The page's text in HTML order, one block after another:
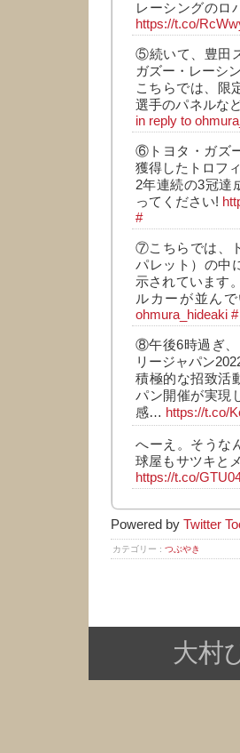
レーシングのロ
https://t.co/
⑤続いて、豊田
ガズー・レーシ
こちらでは、限
選手のパネルな
in reply to
⑥トヨタ・ガズ
獲得したトロフ
2年連続の3冠達
ってください!
#
⑦こちらでは、
パレット）の中
示されています
ルカーが並ん
ohmura_hideaki #
⑧午後6時過ぎ、
リージャパン
積極的な招致活
パン開催が実現
感… https://t.co/
へーえ。そうな
球屋もサツキと
https://t.co/
Powered by Twitter
カテゴリー : つぶやき
大村